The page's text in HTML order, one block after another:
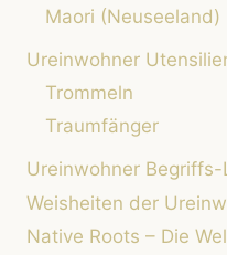
Maori (Neuseeland)
Ureinwohner
Trommeln
Traumfänger
Ureinwohner Begriffs-
Weisheiten der
Native Roots – Die